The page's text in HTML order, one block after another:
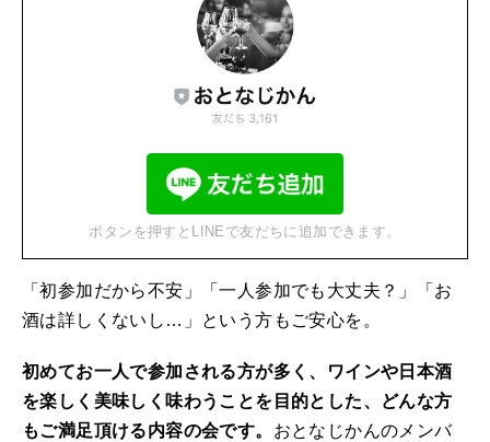
ボタンを押すとLINEで友だちに追加できます。
「初参加だから不安」「一人参加でも大丈夫？」「お
酒は詳しくないし…」という方もご安心を。
初めてお一人で参加される方が多く、ワインや日本酒
を楽しく美味しく味わうことを目的とした、どんな方
もご満足頂ける内容の会です。 おとなじかんのメンバ